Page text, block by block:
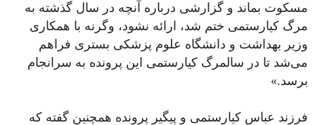
مسکوت بماند و گزارشی درباره آنچه در سال گذشته به
مرگ کیارستمی ختم شد، ارائه نشود، وگرنه با همکاری
وزیر بهداشت و دانشگاه علوم پزشکی بستری فراهم
می‌شد تا در سالمرگ کیارستمی این پرونده به سرانجام
برسد.»
فرزند عباس کیارستمی و پیگیر پرونده همچنین گفته که